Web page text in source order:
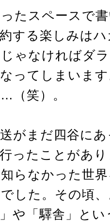
たスペースで
する楽しみは
ゃなければダ
ってしまいま
（笑）。
がまだ四谷に
ったことがあ
らなかった世
した。その頃
や「驛舎」と